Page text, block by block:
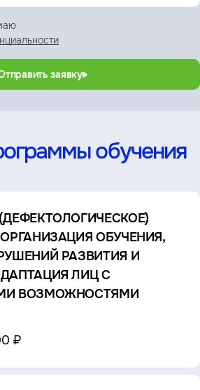
заявку
обучения
ОБУЧЕНИЯ,
РАЗВИТИЯ И
ЛИЦ С
ВОЗМОЖНОСТЯМИ
₽